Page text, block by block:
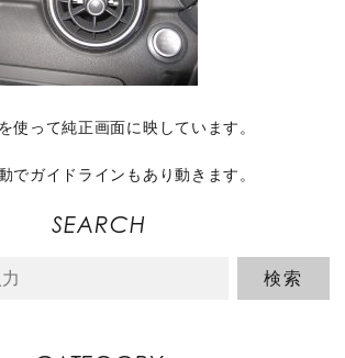
使って純正画面に映しています。
でガイドラインもあり動きます。
SEARCH